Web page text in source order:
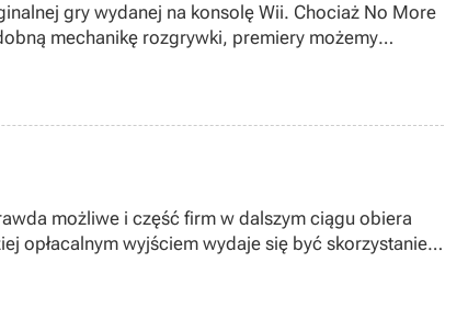
gry wydanej na konsolę Wii. Chociaż No More
mechanikę rozgrywki, premiery możemy
możliwe i część firm w dalszym ciągu obiera
opłacalnym wyjściem wydaje się być skorzystanie z
The Last Remnant (Xbox 360, PlayStation 3 oraz